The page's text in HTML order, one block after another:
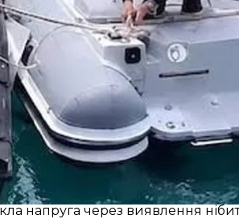
у своїх водах і закликає
військових операцій до
напруга через виявлення